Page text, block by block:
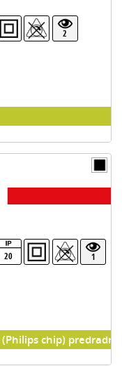
2
20 1
(Philips chip)